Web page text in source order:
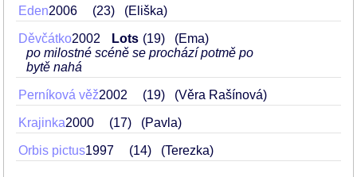
Eden2006 23 (Eliška)
Děvčátko2002 Lots 19
(Ema)
po milostné scéně se prochází potmě po
bytě nahá
Perníková věž2002 19 (Věra Rašínová)
Krajinka2000 17 (Pavla)
Orbis pictus1997 14 (Terezka)